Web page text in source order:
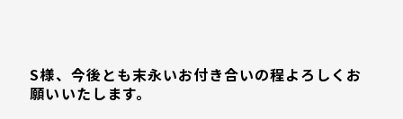
S様、今後とも末永いお付き合いの程よろしくお
願いいたします。